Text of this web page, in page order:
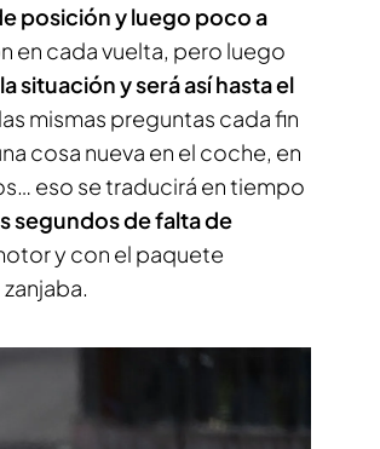
posición y luego poco a
en cada vuelta, pero luego
situación y será así hasta el
mismas preguntas cada fin
cosa nueva en el coche, en
eso se traducirá en tiempo
segundos de falta de
y con el paquete